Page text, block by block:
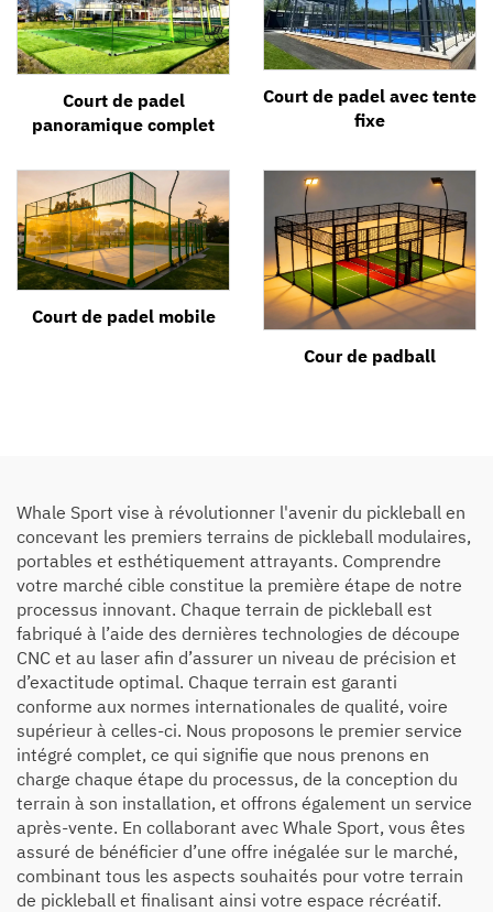
Court de padel
panoramique complet
Court de padel avec tente
fixe
Court de padel mobile
Cour de padball
Whale Sport vise à révolutionner l'avenir du pickleball en
concevant les premiers terrains de pickleball modulaires,
portables et esthétiquement attrayants. Comprendre
votre marché cible constitue la première étape de notre
processus innovant. Chaque terrain de pickleball est
fabriqué à l’aide des dernières technologies de découpe
CNC et au laser afin d’assurer un niveau de précision et
d’exactitude optimal. Chaque terrain est garanti
conforme aux normes internationales de qualité, voire
supérieur à celles-ci. Nous proposons le premier service
intégré complet, ce qui signifie que nous prenons en
charge chaque étape du processus, de la conception du
terrain à son installation, et offrons également un service
après-vente. En collaborant avec Whale Sport, vous êtes
assuré de bénéficier d’une offre inégalée sur le marché,
combinant tous les aspects souhaités pour votre terrain
de pickleball et finalisant ainsi votre espace récréatif.